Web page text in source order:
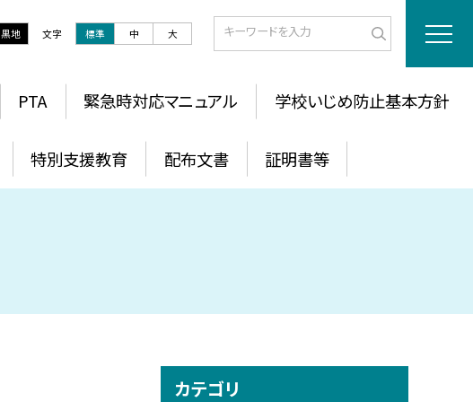
黒地 文字 標準 中 大
PTA 緊急時対応マニュアル 学校いじめ防止基本方針
特別支援教育 配布文書 証明書等
カテゴリ